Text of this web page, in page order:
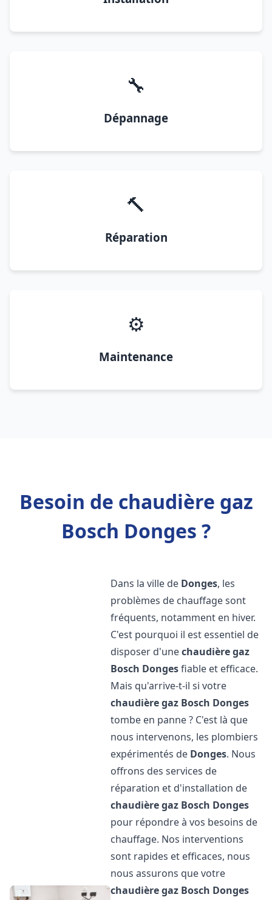
🔧
Dépannage
🔨
Réparation
⚙️
Maintenance
Besoin de chaudière gaz
Bosch Donges ?
Dans la ville de Donges, les
problèmes de chauffage sont
fréquents, notamment en hiver.
C'est pourquoi il est essentiel de
disposer d'unechaudière gaz
Bosch Dongesfiable et efficace.
Mais qu'arrive-t-il si votre
chaudière gaz Bosch Donges
tombe en panne ? C'est là que
nous intervenons, les plombiers
expérimentés de Donges. Nous
offrons des services de
réparation et d'installation de
chaudière gaz Bosch Donges
pour répondre à vos besoins de
chauffage. Nos interventions
sont rapides et efficaces, nous
nous assurons que votre
chaudière gaz Bosch Donges